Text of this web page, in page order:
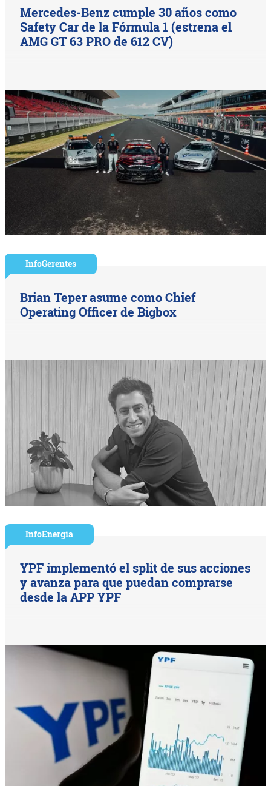
Mercedes-Benz cumple 30 años como
Safety Car de la Fórmula 1 (estrena el
AMG GT 63 PRO de 612 CV)
InfoGerentes
Brian Teper asume como Chief
Operating Officer de Bigbox
InfoEnergía
YPF implementó el split de sus acciones
y avanza para que puedan comprarse
desde la APP YPF